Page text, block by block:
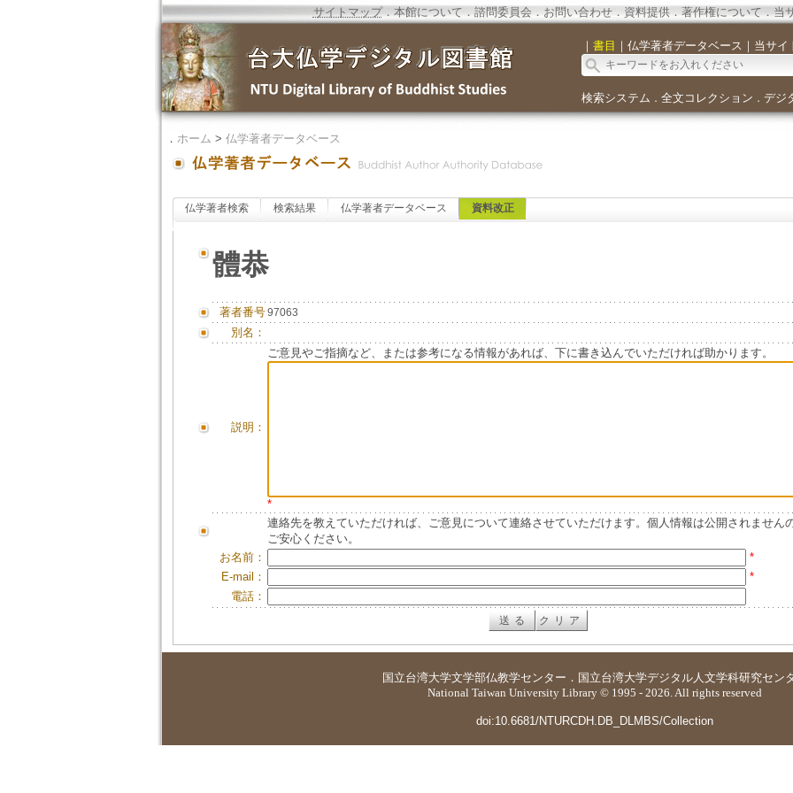
サイトマップ．本館について．諮問委員会． お問い合わせ． 資料提供．著作権について．当
｜ 書目 ｜ 仏学著者データベース ｜ 当サイ
検索システム ． 全文コレクション ． デジ
． ホーム > 仏学著者データベース
仏学著者検索 検索結果 仏学著者データベース 資料改正
體恭
著者番号97063
別名：
説明：
ご意見やご指摘など、または参考になる情報があれば、下に書き込んでいただければ助かります。
*
連絡先を教えていただければ、ご意見について連絡させていただけます。個人情報は公開されません
ご安心ください。
お名前：
*
E-mail：
*
電話：
国立台湾大学文学部仏教学センター ． 国立台湾大学デジタル人文学科研究セン
National Taiwan University Library © 1995 - 2026. All rights reserved
doi:10.6681/NTURCDH.DB_DLMBS/Collection